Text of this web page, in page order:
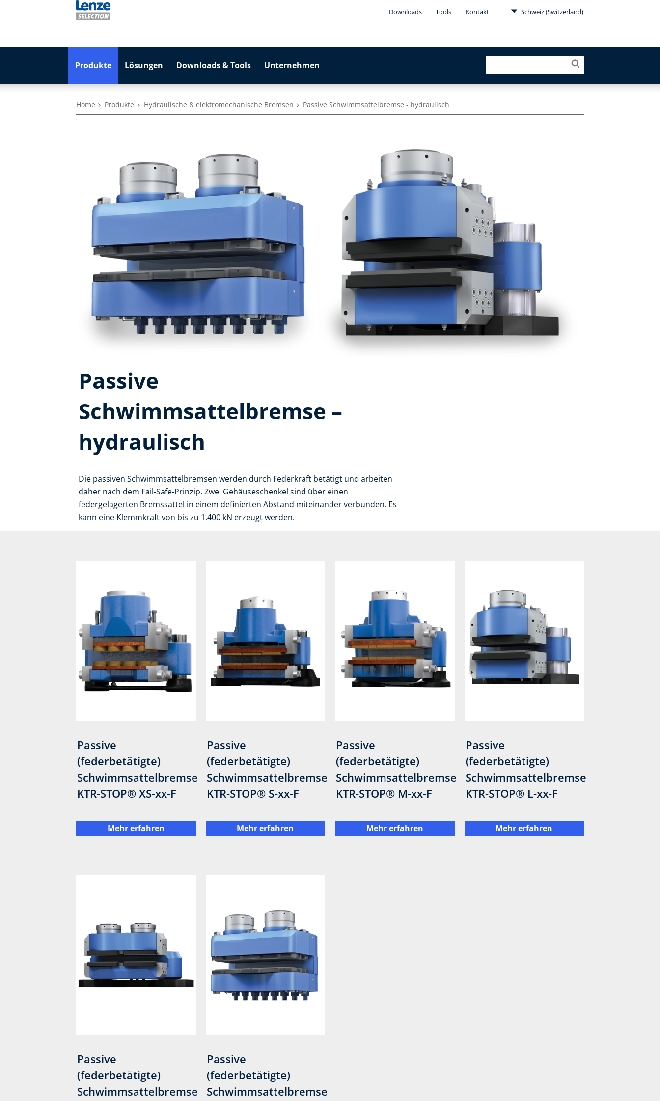
Downloads Tools Kontakt Schweiz (Switzerland)
Produkte Lösungen Downloads & Tools Unternehmen
Home Produkte Hydraulische & elektromechanische Bremsen Passive Schwimmsattelbremse - hydraulisch
Passive
Schwimmsattelbremse –
hydraulisch
Die passiven Schwimmsattelbremsen werden durch Federkraft betätigt und arbeiten
daher nach dem Fail-Safe-Prinzip. Zwei Gehäuseschenkel sind über einen
federgelagerten Bremssattel in einem definierten Abstand miteinander verbunden. Es
kann eine Klemmkraft von bis zu 1.400 kN erzeugt werden.
Passive
(federbetätigte)
Schwimmsattelbremse
KTR-STOP® XS-xx-F
Mehr erfahren
Passive
(federbetätigte)
Schwimmsattelbremse
KTR-STOP® S-xx-F
Mehr erfahren
Passive
(federbetätigte)
Schwimmsattelbremse
KTR-STOP® M-xx-F
Mehr erfahren
Passive
(federbetätigte)
Schwimmsattelbremse
KTR-STOP® L-xx-F
Mehr erfahren
Passive
(federbetätigte)
Schwimmsattelbremse
Passive
(federbetätigte)
Schwimmsattelbremse